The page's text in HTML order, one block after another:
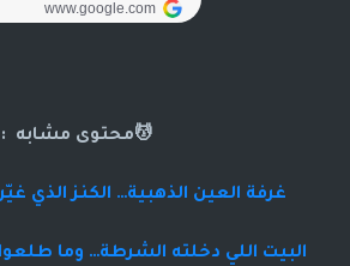
💆محتوى مشابه :
غرفة العين الذهبية… الكنز الذي
البيت اللي دخلته الشرطة… وما